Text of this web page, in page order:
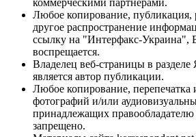
Любое копирование, публикация,
другое распространение
ссылку на "Интерфакс-Украина",
воспрещается.
Владелец веб-страницы в
является автор публикации.
Любое копирование, перепечатка
фотографий и/или
принадлежащих правообладателю
запрещено.